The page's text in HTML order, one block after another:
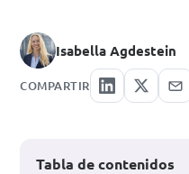
Isabella Agdestein
COMPARTIR
Tabla de contenidos